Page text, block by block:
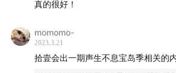
ubras 主张无束缚的穿戴体验
满足女性对内衣舒适好穿的基本诉求
的体态美
真的很好！
momomo-
2023.3.21
拾壹会出一期声生不息宝岛季相关的